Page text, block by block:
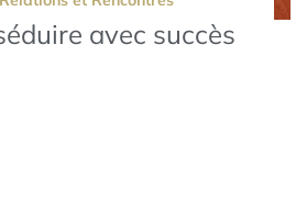
avec succès